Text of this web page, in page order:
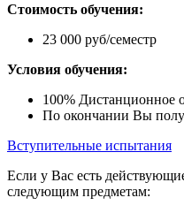
Стоимость обучения:
23 000 руб/семестр
Условия обучения:
100% Дистанционное
По окончании Вы
Вступительные испытания
Если у Вас есть
следующим предметам: